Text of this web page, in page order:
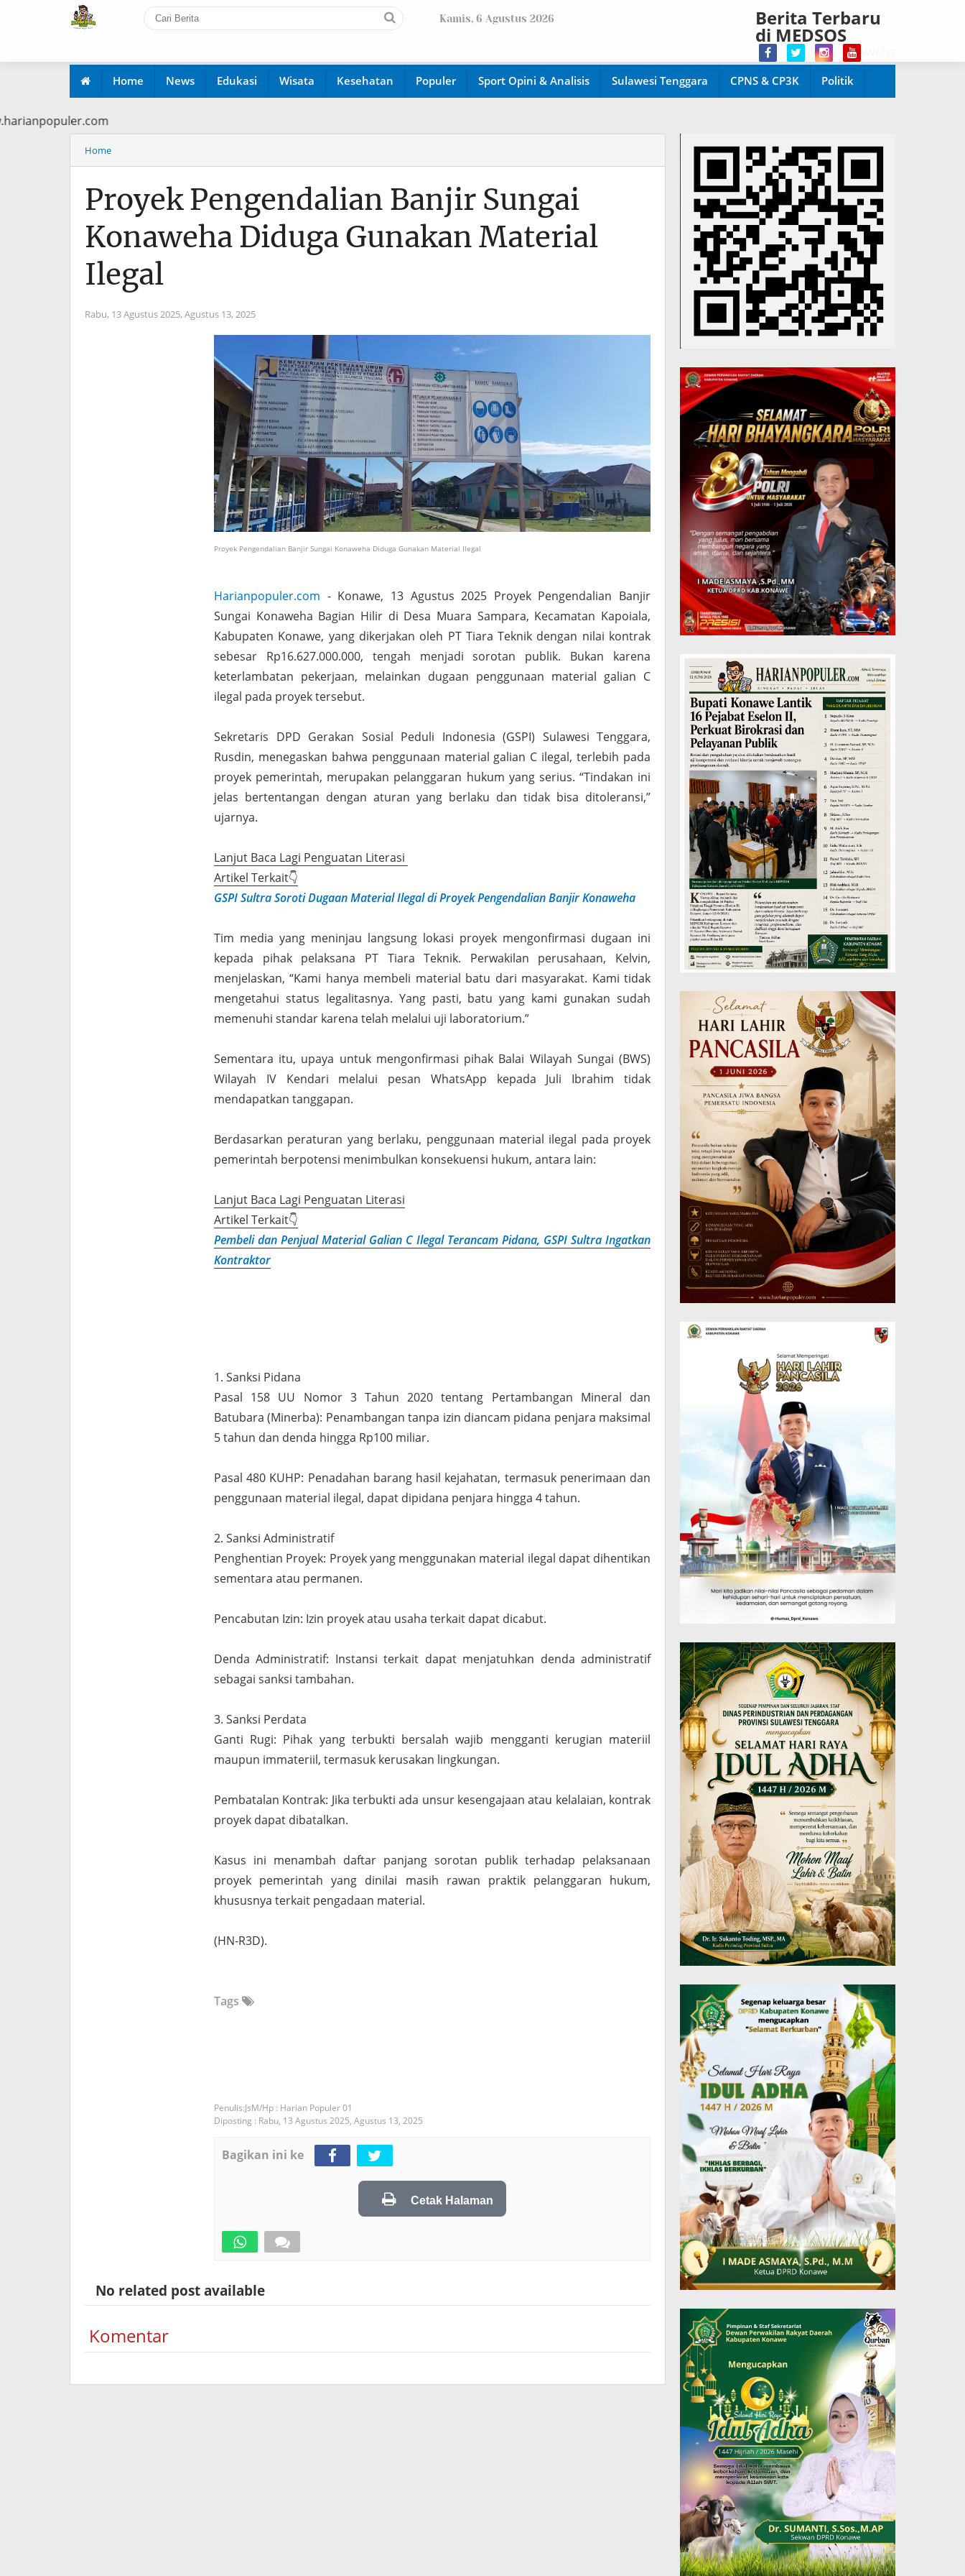
Kamis, 6 Agustus 2026 Berita Terbaru
di MEDSOS
Welcome di
Home News Edukasi Wisata Kesehatan Populer Sport Opini & Analisis Sulawesi Tenggara CPNS & CP3K Politik
Home
Proyek Pengendalian Banjir Sungai
Konaweha Diduga Gunakan Material
Ilegal
Rabu, 13 Agustus 2025, Agustus 13, 2025
Proyek Pengendalian Banjir Sungai Konaweha Diduga Gunakan Material Ilegal
Harianpopuler.com - Konawe, 13 Agustus 2025 Proyek Pengendalian Banjir
Sungai Konaweha Bagian Hilir di Desa Muara Sampara, Kecamatan Kapoiala,
Kabupaten Konawe, yang dikerjakan oleh PT Tiara Teknik dengan nilai kontrak
sebesar Rp16.627.000.000, tengah menjadi sorotan publik. Bukan karena
keterlambatan pekerjaan, melainkan dugaan penggunaan material galian C
ilegal pada proyek tersebut.
Sekretaris DPD Gerakan Sosial Peduli Indonesia (GSPI) Sulawesi Tenggara,
Rusdin, menegaskan bahwa penggunaan material galian C ilegal, terlebih pada
proyek pemerintah, merupakan pelanggaran hukum yang serius. “Tindakan ini
jelas bertentangan dengan aturan yang berlaku dan tidak bisa ditoleransi,”
ujarnya.
Lanjut Baca Lagi Penguatan Literasi
Artikel Terkait👇
GSPI Sultra Soroti Dugaan Material Ilegal di Proyek Pengendalian Banjir Konaweha
Tim media yang meninjau langsung lokasi proyek mengonfirmasi dugaan ini
kepada pihak pelaksana PT Tiara Teknik. Perwakilan perusahaan, Kelvin,
menjelaskan, “Kami hanya membeli material batu dari masyarakat. Kami tidak
mengetahui status legalitasnya. Yang pasti, batu yang kami gunakan sudah
memenuhi standar karena telah melalui uji laboratorium.”
Sementara itu, upaya untuk mengonfirmasi pihak Balai Wilayah Sungai (BWS)
Wilayah IV Kendari melalui pesan WhatsApp kepada Juli Ibrahim tidak
mendapatkan tanggapan.
Berdasarkan peraturan yang berlaku, penggunaan material ilegal pada proyek
pemerintah berpotensi menimbulkan konsekuensi hukum, antara lain:
Lanjut Baca Lagi Penguatan Literasi
Artikel Terkait👇
Pembeli dan Penjual Material Galian C Ilegal Terancam Pidana, GSPI Sultra Ingatkan
Kontraktor
1. Sanksi Pidana
Pasal 158 UU Nomor 3 Tahun 2020 tentang Pertambangan Mineral dan
Batubara (Minerba): Penambangan tanpa izin diancam pidana penjara maksimal
5 tahun dan denda hingga Rp100 miliar.
Pasal 480 KUHP: Penadahan barang hasil kejahatan, termasuk penerimaan dan
penggunaan material ilegal, dapat dipidana penjara hingga 4 tahun.
2. Sanksi Administratif
Penghentian Proyek: Proyek yang menggunakan material ilegal dapat dihentikan
sementara atau permanen.
Pencabutan Izin: Izin proyek atau usaha terkait dapat dicabut.
Denda Administratif: Instansi terkait dapat menjatuhkan denda administratif
sebagai sanksi tambahan.
3. Sanksi Perdata
Ganti Rugi: Pihak yang terbukti bersalah wajib mengganti kerugian materiil
maupun immateriil, termasuk kerusakan lingkungan.
Pembatalan Kontrak: Jika terbukti ada unsur kesengajaan atau kelalaian, kontrak
proyek dapat dibatalkan.
Kasus ini menambah daftar panjang sorotan publik terhadap pelaksanaan
proyek pemerintah yang dinilai masih rawan praktik pelanggaran hukum,
khususnya terkait pengadaan material.
(HN-R3D).
Tags
JsM/Hp : Harian Populer 01
Diposting : Rabu, 13 Agustus 2025, Agustus 13, 2025
Bagikan ini ke
Cetak Halaman
No related post available
Komentar